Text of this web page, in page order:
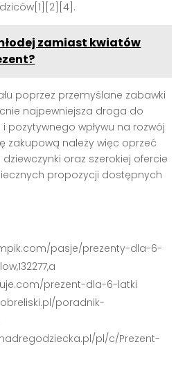
[1][2][4] .
zamiast kwiatów
poprzez przemyślane zabawki
najpewniejsza droga do
pozytywnego wpływu na rozwój
zakupową należy więc oprzeć
oraz szerokiej ofercie
propozycji dostępnych
pasje/prezenty-dla-6-
prezent-dla-6-latki
poradnik-
pl/c/Prezent-